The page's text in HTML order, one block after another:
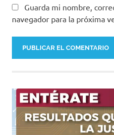
Guarda mi nombre,
navegador para la próxima